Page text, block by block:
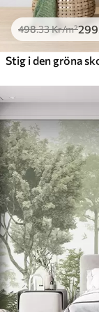
498.33Kr/m²299